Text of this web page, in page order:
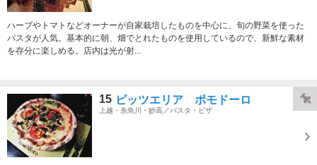
ハーブやトマトなどオーナーが自家栽培したものを中心に、旬の野菜を使った
パスタが人気。基本的に朝、畑でとれたものを使用しているので、新鮮な素材
を存分に楽しめる。店内は光が射...
15 ピッツエリア ポモドーロ
上越・糸魚川・妙高／パスタ・ピザ